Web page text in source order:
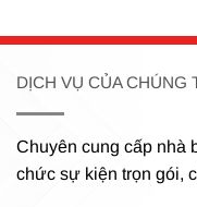
DỊCH VỤ CỦA CHÚNG
Chuyên cung cấp nhà
chức sự kiện trọn gói,